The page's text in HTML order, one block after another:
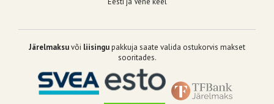
Järelmaksuvõi liisingupakkuja saate valida ostukorvis makset
sooritades.